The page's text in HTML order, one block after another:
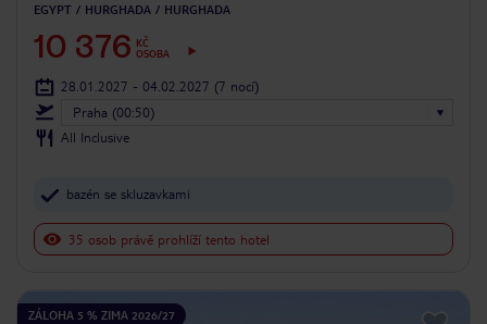
EGYPT HURGHADA HURGHADA
10 376 KČ
OSOBA
28.01.2027 - 04.02.2027 (7 nocí)
Praha (00:50)
All Inclusive
bazén se skluzavkami
35 osob právě prohlíží tento hotel
ZÁLOHA 5 % ZIMA 2026/27